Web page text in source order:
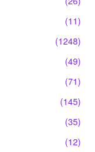
(11)
(1248)
(49)
(71)
(145)
(35)
(12)